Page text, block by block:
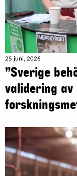
25 juni, 2026
”Sverige
validering